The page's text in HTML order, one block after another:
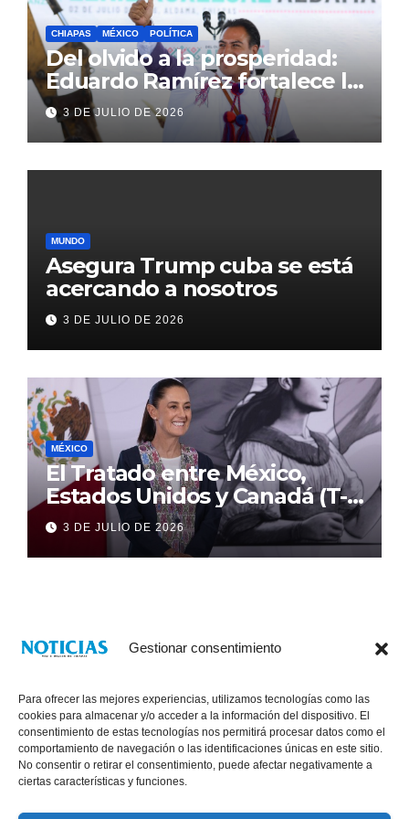
Gestionar consentimiento
Para ofrecer las mejores experiencias, utilizamos tecnologías como las
cookies para almacenar y/o acceder a la información del dispositivo. El
consentimiento de estas tecnologías nos permitirá procesar datos como el
comportamiento de navegación o las identificaciones únicas en este sitio.
No consentir o retirar el consentimiento, puede afectar negativamente a
ciertas características y funciones.
CHIAPAS MÉXICO POLÍTICA
Del olvido a la prosperidad:
Eduardo Ramírez fortalece la
transformación de Aldama
con inversión histórica
3 DE JULIO DE 2026
MUNDO
Asegura Trump cuba se está
acercando a nosotros
3 DE JULIO DE 2026
MÉXICO
El Tratado entre México,
Estados Unidos y Canadá (T-
MEC) se mantiene hasta el
2036: Presidenta Claudia
Sheinbaum
3 DE JULIO DE 2026
® Derechos Reservados 2026|